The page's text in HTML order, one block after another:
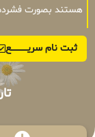
هستند بصورت فشرده ظرف مدت 4 الی 6 روز
ثبت نام سریــــــــــــع